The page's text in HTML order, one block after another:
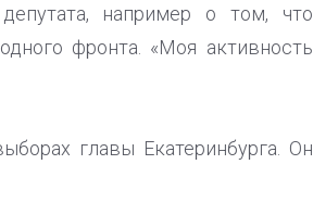
например о том, что
фронта. «Моя активность
главы Екатеринбурга. Он